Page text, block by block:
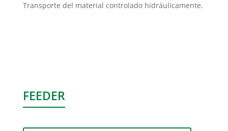
Transporte del material controlado hidráulicamente.
FEEDER